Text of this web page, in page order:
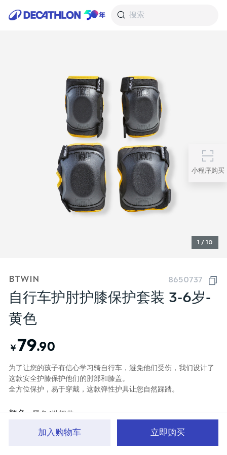
搜索
小程序购买
1 / 10
BTWIN 8650737
自行车护肘护膝保护套装 3-6岁-
黄色
￥ 79.90
为了让您的孩子有信心学习骑自行车，避免他们受伤，我们设计了
这款安全护膝保护他们的肘部和膝盖。
全方位保护，易于穿戴，这款弹性护具让您自然踩踏。
颜色 黑色/枇杷黄
加入购物车 立即购买